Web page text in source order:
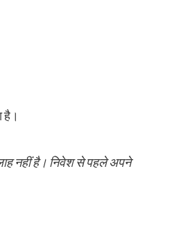
है।
नहीं है। निवेश से पहले अपने